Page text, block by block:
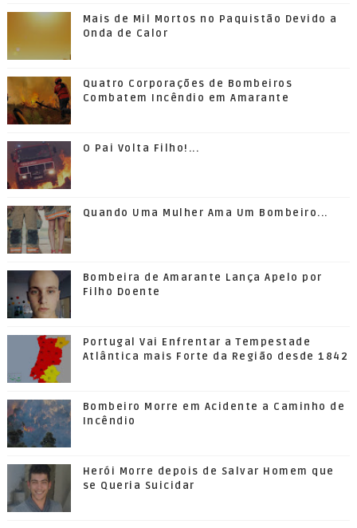
Mais de Mil Mortos no Paquistão Devido a
Onda de Calor
Quatro Corporações de Bombeiros
Combatem Incêndio em Amarante
O Pai Volta Filho!...
Quando Uma Mulher Ama Um Bombeiro...
Bombeira de Amarante Lança Apelo por
Filho Doente
Portugal Vai Enfrentar a Tempestade
Atlântica mais Forte da Região desde 1842
Bombeiro Morre em Acidente a Caminho de
Incêndio
Herói Morre depois de Salvar Homem que
se Queria Suicidar